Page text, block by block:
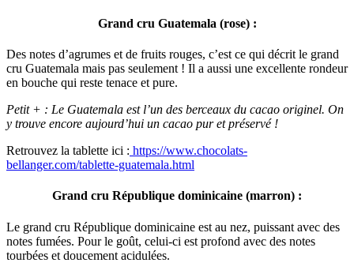
Grand cru Guatemala (rose) :
Des notes d’agrumes et de fruits rouges, c’est ce qui décrit le grand
cru Guatemala mais pas seulement ! Il a aussi une excellente rondeur
en bouche qui reste tenace et pure.
Petit + : Le Guatemala est l’un des berceaux du cacao originel. On
y trouve encore aujourd’hui un cacao pur et préservé !
Retrouvez la tablette ici : https://www.chocolats-
bellanger.com/tablette-guatemala.html
Grand cru République dominicaine (marron) :
Le grand cru République dominicaine est au nez, puissant avec des
notes fumées. Pour le goût, celui-ci est profond avec des notes
tourbées et doucement acidulées.